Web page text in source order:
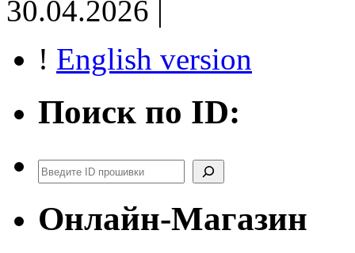
30.04.2026 |
! English version
Поиск по ID:
Поиск
Онлайн-Магазин